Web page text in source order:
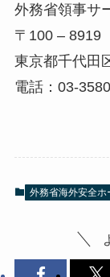
外務省領事サ
〒100 – 8919
東京都千代田
電話：03-
外務省海外安全ホ